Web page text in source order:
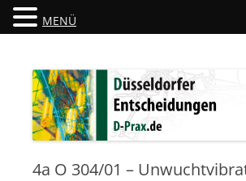
Düsseldorfer
4a O 304/01 –
MENÜ